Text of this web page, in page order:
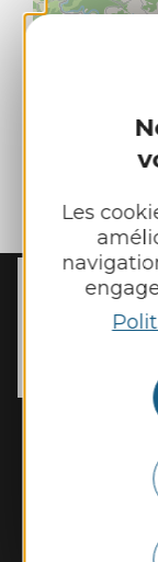
Les
Horaires
Mardi et
Vendredi
Nous